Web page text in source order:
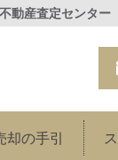
動産査定センター
却の手引